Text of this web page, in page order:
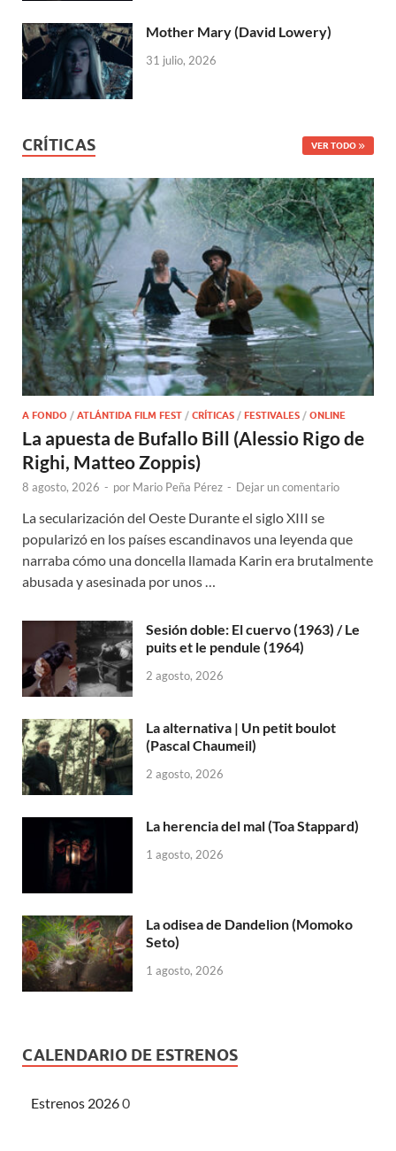
Mother Mary (David Lowery)
31 julio, 2026
CRÍTICAS VER TODO
A FONDO / ATLÁNTIDA FILM FEST / CRÍTICAS / FESTIVALES / ONLINE
La apuesta de Bufallo Bill (Alessio Rigo de
Righi, Matteo Zoppis)
8 agosto, 2026 - por Mario Peña Pérez - Dejar un comentario
La secularización del Oeste Durante el siglo XIII se
popularizó en los países escandinavos una leyenda que
narraba cómo una doncella llamada Karin era brutalmente
abusada y asesinada por unos …
Sesión doble: El cuervo (1963) / Le
puits et le pendule (1964)
2 agosto, 2026
La alternativa | Un petit boulot
(Pascal Chaumeil)
2 agosto, 2026
La herencia del mal (Toa Stappard)
1 agosto, 2026
La odisea de Dandelion (Momoko
Seto)
1 agosto, 2026
CALENDARIO DE ESTRENOS
Estrenos 20260